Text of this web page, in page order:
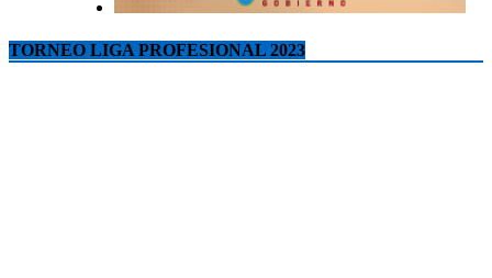
TORNEO LIGA PROFESIONAL 2023